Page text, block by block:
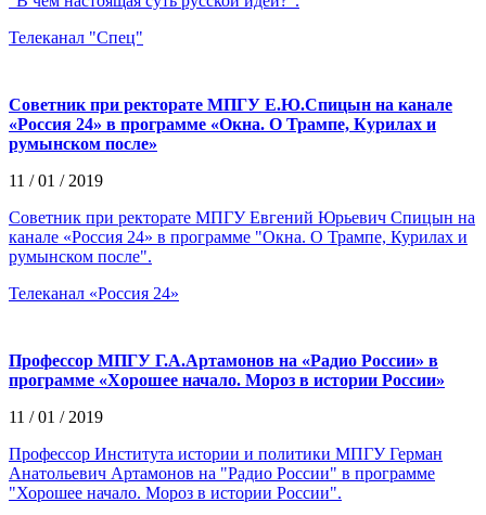
Телеканал "Спец"
Советник при ректорате МПГУ Е.Ю.Спицын на канале
«Россия 24» в программе «Окна. О Трампе, Курилах и
румынском после»
11 / 01 / 2019
Советник при ректорате МПГУ Евгений Юрьевич Спицын на
канале «Россия 24» в программе "Окна. О Трампе, Курилах и
румынском после".
Телеканал «Россия 24»
Профессор МПГУ Г.А.Артамонов на «Радио России» в
программе «Хорошее начало. Мороз в истории России»
11 / 01 / 2019
Профессор Института истории и политики МПГУ Герман
Анатольевич Артамонов на "Радио России" в программе
"Хорошее начало. Мороз в истории России".